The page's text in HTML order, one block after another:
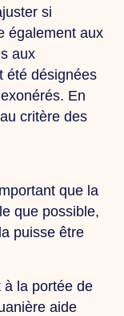
si
également aux
aux
été désignées
En
critère des
que la
que possible,
puisse être
à la portée de
aide